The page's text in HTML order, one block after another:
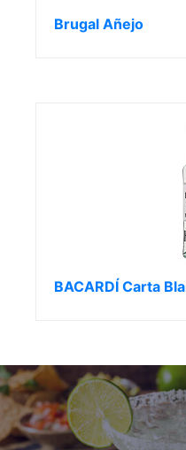
Brugal Añejo
BACARDÍ Carta